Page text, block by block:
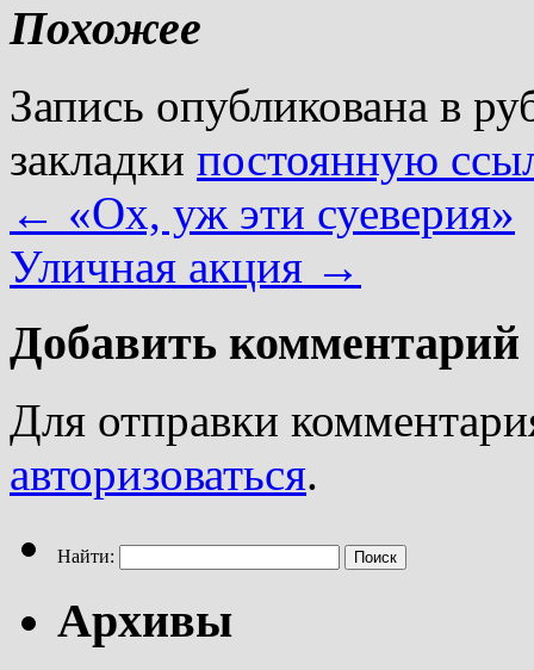
Похожее
Запись опубликована в
закладки постоянную
← «Ох, уж эти суеверия»
Уличная акция →
Добавить комментарий
Для отправки
авторизоваться.
Найти:
Архивы